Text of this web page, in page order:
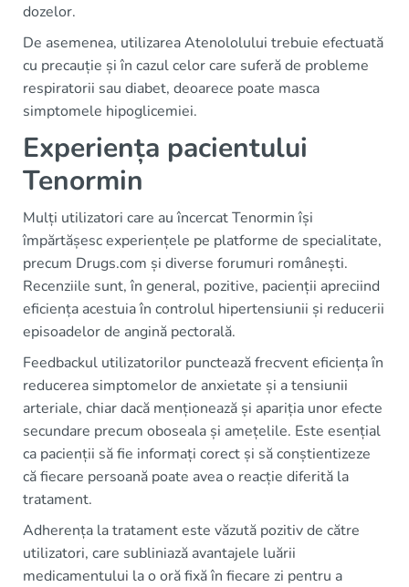
dozelor.
De asemenea, utilizarea Atenololului trebuie efectuată
cu precauție și în cazul celor care suferă de probleme
respiratorii sau diabet, deoarece poate masca
simptomele hipoglicemiei.
Experiența pacientului
Tenormin
Mulți utilizatori care au încercat Tenormin își
împărtășesc experiențele pe platforme de specialitate,
precum Drugs.com și diverse forumuri românești.
Recenziile sunt, în general, pozitive, pacienții apreciind
eficiența acestuia în controlul hipertensiunii și reducerii
episoadelor de angină pectorală.
Feedbackul utilizatorilor punctează frecvent eficiența în
reducerea simptomelor de anxietate și a tensiunii
arteriale, chiar dacă menționează și apariția unor efecte
secundare precum oboseala și amețelile. Este esențial
ca pacienții să fie informați corect și să conștientizeze
că fiecare persoană poate avea o reacție diferită la
tratament.
Adherența la tratament este văzută pozitiv de către
utilizatori, care subliniază avantajele luării
medicamentului la o oră fixă în fiecare zi pentru a